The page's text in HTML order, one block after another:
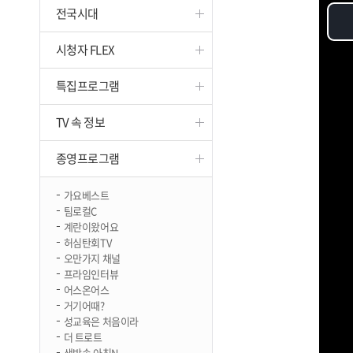
전국시대
시청자 FLEX
특집프로그램
TV 속 정보
종영프로그램
가요베스트
팀로컬C
계란이왔어요
허심탄회TV
오만가지 채널
프라임인터뷰
어스온어스
거기어때?
성교육은 처음이라
더 트로트